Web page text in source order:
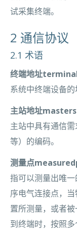
试采集终端。
2 通信协议
2.1 术语
终端地址
系统中终端设备的
主站地址
主站中具有通信
等）的编码。
测量点
指可以测量出唯
序电气连接点，
置所测量，或者
到终端时，按照